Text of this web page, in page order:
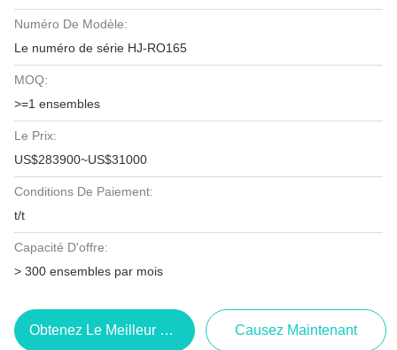
Numéro De Modèle:
Le numéro de série HJ-RO165
MOQ:
>=1 ensembles
Le Prix:
US$283900~US$31000
Conditions De Paiement:
t/t
Capacité D'offre:
> 300 ensembles par mois
Obtenez Le Meilleur Prix Causez Maintenant